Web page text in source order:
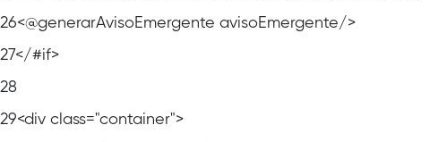
26<@generarAvisoEmergente avisoEmergente/>
27</#if>
28
29<div class="container">